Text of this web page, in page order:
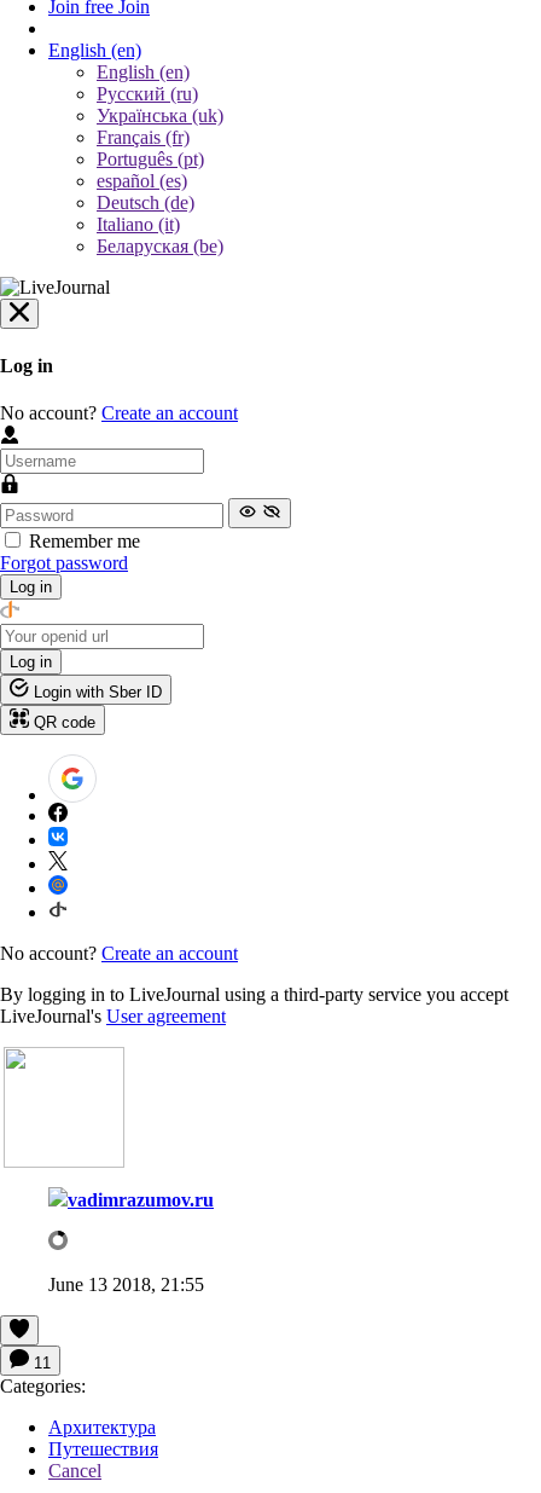
Join free Join
English (en)
English (en)
Русский (ru)
Українська (uk)
Français (fr)
Português (pt)
español (es)
Deutsch (de)
Italiano (it)
Беларуская (be)
Log in
No account? Create an account
Remember me
Forgot password
Log in
Log in
Login with Sber ID
QR code
No account? Create an account
By logging in to LiveJournal using a third-party service you accept
LiveJournal's User agreement
vadimrazumov.ru
June 13 2018, 21:55
11
Categories:
Архитектура
Путешествия
Cancel